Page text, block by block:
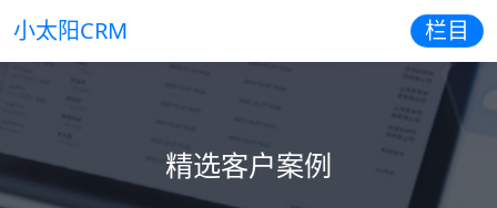
小太阳CRM 栏目
精选客户案例